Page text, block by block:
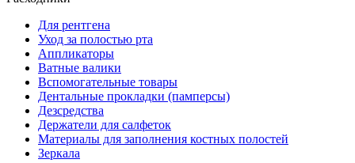
Для рентгена
Уход за полостью рта
Аппликаторы
Ватные валики
Вспомогательные товары
Дентальные прокладки (памперсы)
Дезсредства
Держатели для салфеток
Материалы для заполнения костных полостей
Зеркала